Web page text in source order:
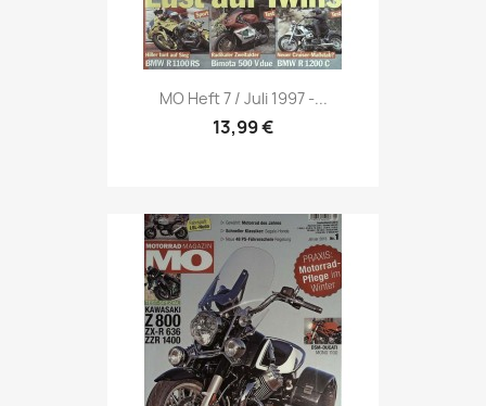
Vorschau
MO Heft 7 / Juli 1997 -...
13,99 €